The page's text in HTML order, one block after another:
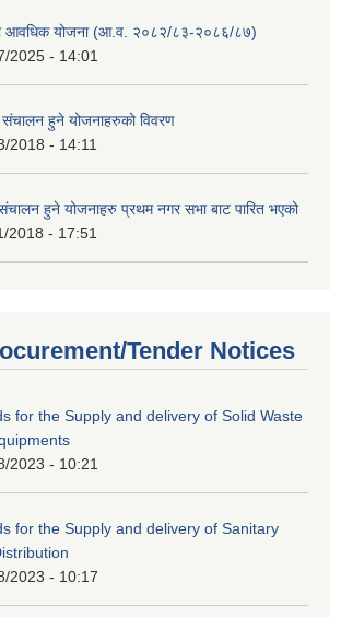
आवधिक योजना (आ.व. २०८२/८३-२०८६/८७)
2025 - 14:01
हुने योजनाहरुको विवरण
2018 - 14:11
हुने योजनाहरु प्रथम नगर सभा बाट पारित भएको
2018 - 17:51
Tender Notices
for the Supply and delivery of Solid Waste
2023 - 10:21
for the Supply and delivery of Sanitary
2023 - 10:17